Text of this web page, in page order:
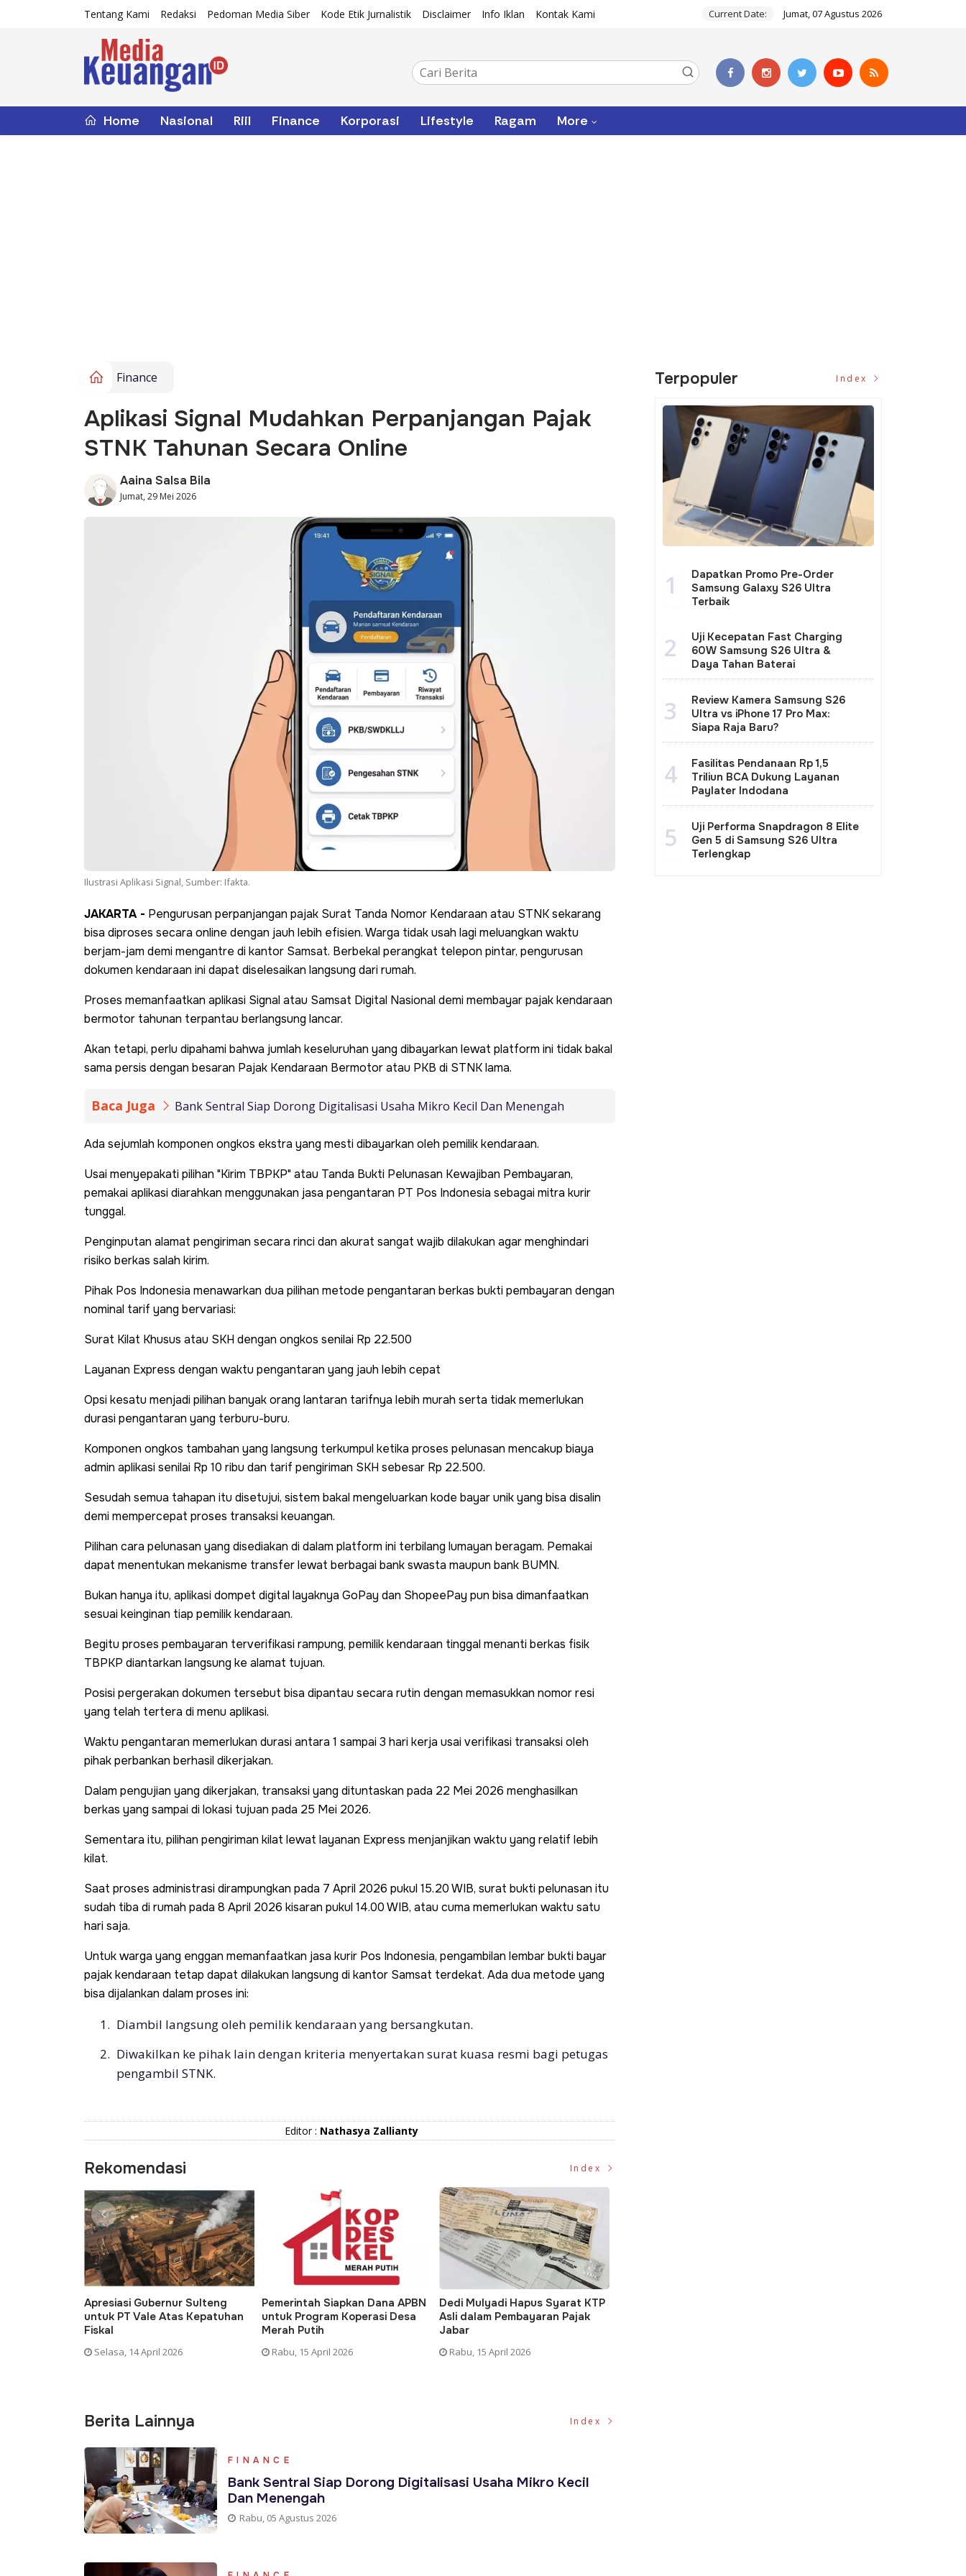
Tentang Kami Redaksi Pedoman Media Siber Kode Etik Jurnalistik Disclaimer Info Iklan Kontak Kami Current Date: Jumat, 07 Agustus 2026
Home Nasional Riil Finance Korporasi Lifestyle Ragam More
Finance
Aplikasi Signal Mudahkan Perpanjangan Pajak
STNK Tahunan Secara Online
Aaina Salsa Bila
Jumat, 29 Mei 2026
Ilustrasi Aplikasi Signal, Sumber: Ifakta.
JAKARTA - Pengurusan perpanjangan pajak Surat Tanda Nomor Kendaraan atau STNK sekarang
bisa diproses secara online dengan jauh lebih efisien. Warga tidak usah lagi meluangkan waktu
berjam-jam demi mengantre di kantor Samsat. Berbekal perangkat telepon pintar, pengurusan
dokumen kendaraan ini dapat diselesaikan langsung dari rumah.
Proses memanfaatkan aplikasi Signal atau Samsat Digital Nasional demi membayar pajak kendaraan
bermotor tahunan terpantau berlangsung lancar.
Akan tetapi, perlu dipahami bahwa jumlah keseluruhan yang dibayarkan lewat platform ini tidak bakal
sama persis dengan besaran Pajak Kendaraan Bermotor atau PKB di STNK lama.
Baca Juga Bank Sentral Siap Dorong Digitalisasi Usaha Mikro Kecil Dan Menengah
Ada sejumlah komponen ongkos ekstra yang mesti dibayarkan oleh pemilik kendaraan.
Usai menyepakati pilihan "Kirim TBPKP" atau Tanda Bukti Pelunasan Kewajiban Pembayaran,
pemakai aplikasi diarahkan menggunakan jasa pengantaran PT Pos Indonesia sebagai mitra kurir
tunggal.
Penginputan alamat pengiriman secara rinci dan akurat sangat wajib dilakukan agar menghindari
risiko berkas salah kirim.
Pihak Pos Indonesia menawarkan dua pilihan metode pengantaran berkas bukti pembayaran dengan
nominal tarif yang bervariasi:
Surat Kilat Khusus atau SKH dengan ongkos senilai Rp 22.500
Layanan Express dengan waktu pengantaran yang jauh lebih cepat
Opsi kesatu menjadi pilihan banyak orang lantaran tarifnya lebih murah serta tidak memerlukan
durasi pengantaran yang terburu-buru.
Komponen ongkos tambahan yang langsung terkumpul ketika proses pelunasan mencakup biaya
admin aplikasi senilai Rp 10 ribu dan tarif pengiriman SKH sebesar Rp 22.500.
Sesudah semua tahapan itu disetujui, sistem bakal mengeluarkan kode bayar unik yang bisa disalin
demi mempercepat proses transaksi keuangan.
Pilihan cara pelunasan yang disediakan di dalam platform ini terbilang lumayan beragam. Pemakai
dapat menentukan mekanisme transfer lewat berbagai bank swasta maupun bank BUMN.
Bukan hanya itu, aplikasi dompet digital layaknya GoPay dan ShopeePay pun bisa dimanfaatkan
sesuai keinginan tiap pemilik kendaraan.
Begitu proses pembayaran terverifikasi rampung, pemilik kendaraan tinggal menanti berkas fisik
TBPKP diantarkan langsung ke alamat tujuan.
Posisi pergerakan dokumen tersebut bisa dipantau secara rutin dengan memasukkan nomor resi
yang telah tertera di menu aplikasi.
Waktu pengantaran memerlukan durasi antara 1 sampai 3 hari kerja usai verifikasi transaksi oleh
pihak perbankan berhasil dikerjakan.
Dalam pengujian yang dikerjakan, transaksi yang dituntaskan pada 22 Mei 2026 menghasilkan
berkas yang sampai di lokasi tujuan pada 25 Mei 2026.
Sementara itu, pilihan pengiriman kilat lewat layanan Express menjanjikan waktu yang relatif lebih
kilat.
Saat proses administrasi dirampungkan pada 7 April 2026 pukul 15.20 WIB, surat bukti pelunasan itu
sudah tiba di rumah pada 8 April 2026 kisaran pukul 14.00 WIB, atau cuma memerlukan waktu satu
hari saja.
Untuk warga yang enggan memanfaatkan jasa kurir Pos Indonesia, pengambilan lembar bukti bayar
pajak kendaraan tetap dapat dilakukan langsung di kantor Samsat terdekat. Ada dua metode yang
bisa dijalankan dalam proses ini:
Diambil langsung oleh pemilik kendaraan yang bersangkutan.
Diwakilkan ke pihak lain dengan kriteria menyertakan surat kuasa resmi bagi petugas
pengambil STNK.
Editor : Nathasya Zallianty
Rekomendasi Index
Apresiasi Gubernur Sulteng
untuk PT Vale Atas Kepatuhan
Fiskal
Selasa, 14 April 2026
Pemerintah Siapkan Dana APBN
untuk Program Koperasi Desa
Merah Putih
Rabu, 15 April 2026
Dedi Mulyadi Hapus Syarat KTP
Asli dalam Pembayaran Pajak
Jabar
Rabu, 15 April 2026
Transformasi Digital Keuangan
Berita Lainnya Index
FINANCE
Bank Sentral Siap Dorong Digitalisasi Usaha Mikro Kecil
Dan Menengah
Rabu, 05 Agustus 2026
Terpopuler Index
1
Dapatkan Promo Pre-Order
Samsung Galaxy S26 Ultra
Terbaik
2
Uji Kecepatan Fast Charging
60W Samsung S26 Ultra &
Daya Tahan Baterai
3
Review Kamera Samsung S26
Ultra vs iPhone 17 Pro Max:
Siapa Raja Baru?
4
Fasilitas Pendanaan Rp 1,5
Triliun BCA Dukung Layanan
Paylater Indodana
5
Uji Performa Snapdragon 8 Elite
Gen 5 di Samsung S26 Ultra
Terlengkap